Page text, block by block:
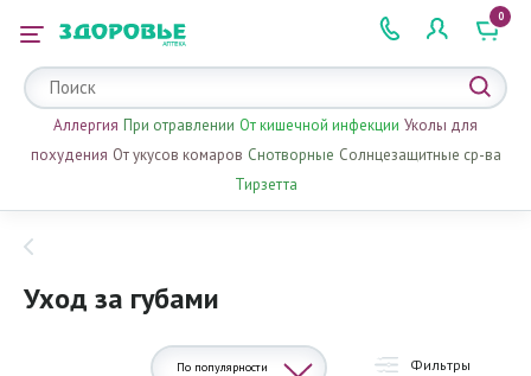
2 505 505
0
Аллергия При отравлении От кишечной инфекции Уколы для
похудения От укусов комаров Снотворные Солнцезащитные ср-ва
Тирзетта
Уход за губами
По популярности Фильтры